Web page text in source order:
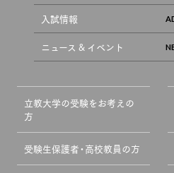
入試情報
ニュース & イベント
立教大学の受験をお考えの
方
受験生保護者・高校教員の方